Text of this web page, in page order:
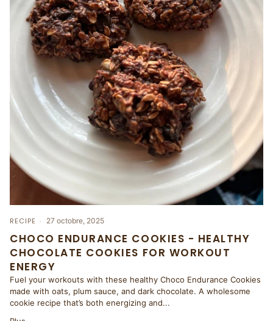
RECIPE 27 octobre, 2025
CHOCO ENDURANCE COOKIES - HEALTHY
CHOCOLATE COOKIES FOR WORKOUT
ENERGY
Fuel your workouts with these healthy Choco Endurance Cookies
made with oats, plum sauce, and dark chocolate. A wholesome
cookie recipe that’s both energizing and...